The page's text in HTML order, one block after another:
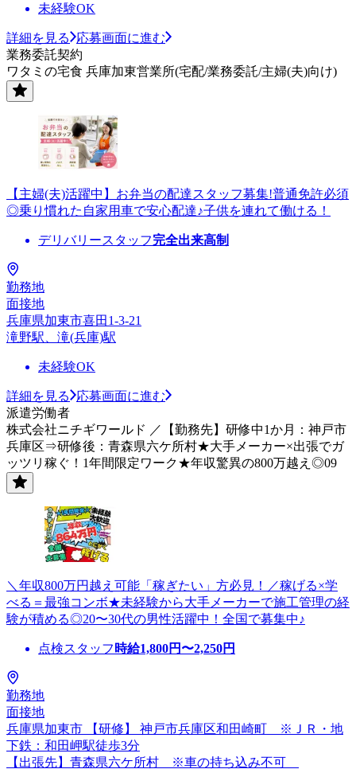
未経験OK
詳細を見る
応募画面に進む
業務委託契約
ワタミの宅食 兵庫加東営業所(宅配/業務委託/主婦(夫)向け)
【主婦(夫)活躍中】お弁当の配達スタッフ募集!普通免許必須
◎乗り慣れた自家用車で安心配達♪子供を連れて働ける！
デリバリースタッフ完全出来高制
勤務地
面接地
兵庫県加東市喜田1-3-21
滝野駅、滝(兵庫)駅
未経験OK
詳細を見る
応募画面に進む
派遣労働者
株式会社ニチギワールド ／【勤務先】研修中1か月：神戸市
兵庫区⇒研修後：青森県六ケ所村★大手メーカー×出張でガ
ッツリ稼ぐ！1年間限定ワーク★年収驚異の800万越え◎09
＼年収800万円越え可能「稼ぎたい」方必見！／稼げる×学
べる＝最強コンボ★未経験から大手メーカーで施工管理の経
験が積める◎20〜30代の男性活躍中！全国で募集中♪
点検スタッフ 時給1,800円〜2,250円
勤務地
面接地
兵庫県加東市 【研修】 神戸市兵庫区和田崎町 ※ＪＲ・地
下鉄：和田岬駅徒歩3分
【出張先】青森県六ケ所村 ※車の持ち込み不可